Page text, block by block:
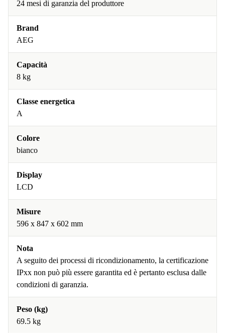
24 mesi di garanzia del produttore
Brand
AEG
Capacità
8 kg
Classe energetica
A
Colore
bianco
Display
LCD
Misure
596 x 847 x 602 mm
Nota
A seguito dei processi di ricondizionamento, la certificazione
IPxx non può più essere garantita ed è pertanto esclusa dalle
condizioni di garanzia.
Peso (kg)
69.5 kg